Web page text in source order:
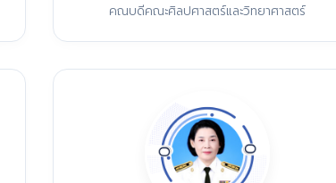
คณบดีคณะศิลปศาสตร์และวิทยาศาสตร์